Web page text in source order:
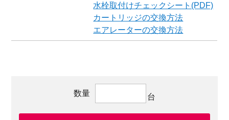
水栓取付けチェックシート(PDF)
カートリッジの交換方法
エアレーターの交換方法
数量 台